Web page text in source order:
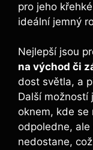
pro jeho
ideální jemný
Nejlepší jsou
na východ či
dost světla, a
Další možností
oknem, kde se
odpoledne,
nedostane,